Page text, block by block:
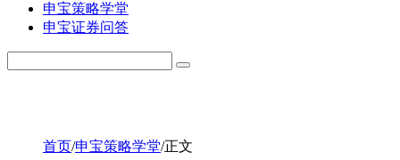
申宝策略学堂
申宝证券问答
首页/申宝策略学堂/正文